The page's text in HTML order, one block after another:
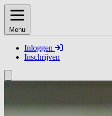
Menu
Inloggen
Inschrijven